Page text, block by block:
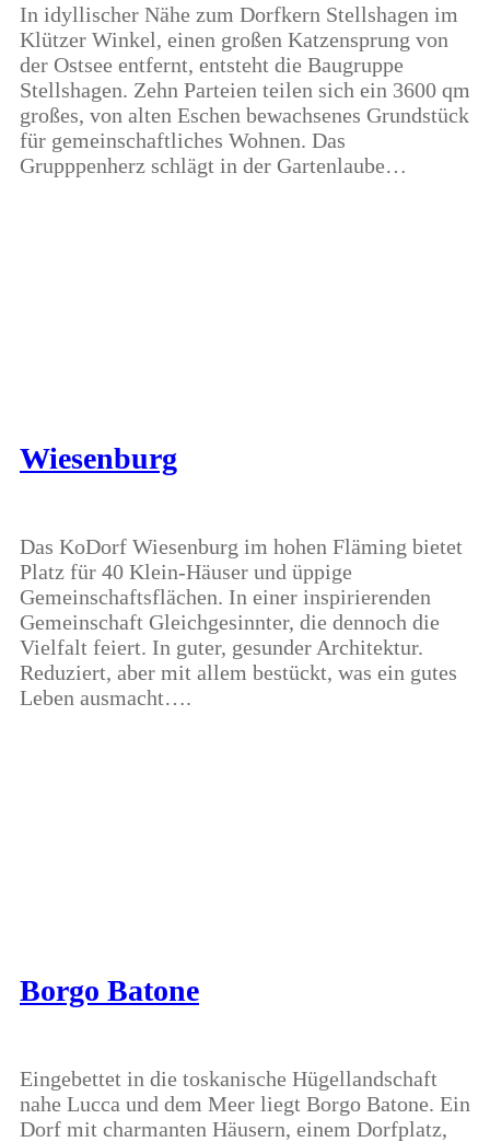
In idyllischer Nähe zum Dorfkern Stellshagen im
Klützer Winkel, einen großen Katzensprung von
der Ostsee entfernt, entsteht die Baugruppe
Stellshagen. Zehn Parteien teilen sich ein 3600 qm
großes, von alten Eschen bewachsenes Grundstück
für gemeinschaftliches Wohnen. Das
Grupppenherz schlägt in der Gartenlaube…
Wiesenburg
Das KoDorf Wiesenburg im hohen Fläming bietet
Platz für 40 Klein-Häuser und üppige
Gemeinschaftsflächen. In einer inspirierenden
Gemeinschaft Gleichgesinnter, die dennoch die
Vielfalt feiert. In guter, gesunder Architektur.
Reduziert, aber mit allem bestückt, was ein gutes
Leben ausmacht….
Borgo Batone
Eingebettet in die toskanische Hügellandschaft
nahe Lucca und dem Meer liegt Borgo Batone. Ein
Dorf mit charmanten Häusern, einem Dorfplatz,